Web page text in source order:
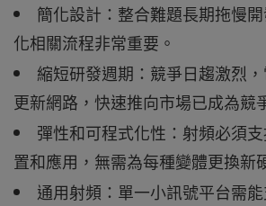
簡化設計：整合難題長期拖慢
化相關流程非常重要。
縮短研發週期：競爭日趨激烈
更新網路，快速推向市場已成為競
彈性和可程式化性：射頻必須
置和應用，無需為每種變體更換新
通用射頻：單一小訊號平台需